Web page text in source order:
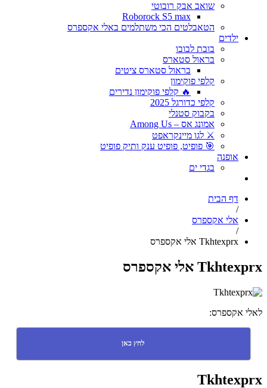
שואב אבק רובוטי
Roborock S5 max
הטאבלטים הכי משתלמים באלי אקספרס
ילדים
בובת לבובו
בראול סטארס
בראול סטארס ציטים
קלפי פוקימון
🔥 קלפי פוקימון נדירים
קלפי כדורגל 2025
בקבוק סטנלי
אמונג אס – Among Us
⚔️ לגו מיינקראפט
🎯 פופיט, פופיט ענק ותיק פופיט
אופנה
בגדי ים
דף הבית
/
אלי אקספרס
/
Tkhtexprx אלי אקספרס
Tkhtexprx אלי אקספרס
לאלי אקספרס:
לחץ כאן
Tkhtexprx